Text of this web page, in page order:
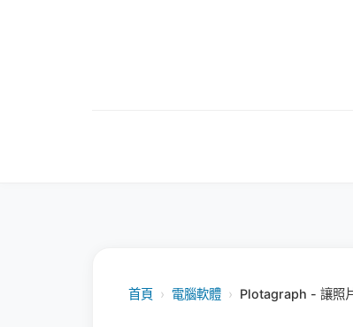
首頁 › 電腦軟體 › Plotagraph - 讓照